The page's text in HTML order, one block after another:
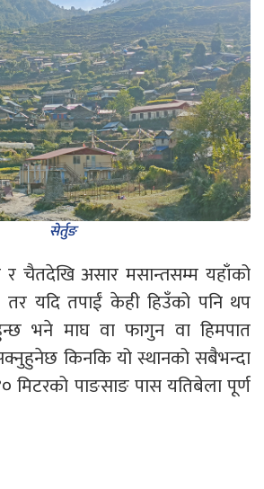
सेर्तुङ
चैतदेखि असार मसान्तसम्म यहाँको
तर यदि तपाईं केही हिउँको पनि थप
भने माघ वा फागुन वा हिमपात
किनकि यो स्थानको सबैभन्दा
मिटरको पाङसाङ पास यतिबेला पूर्ण